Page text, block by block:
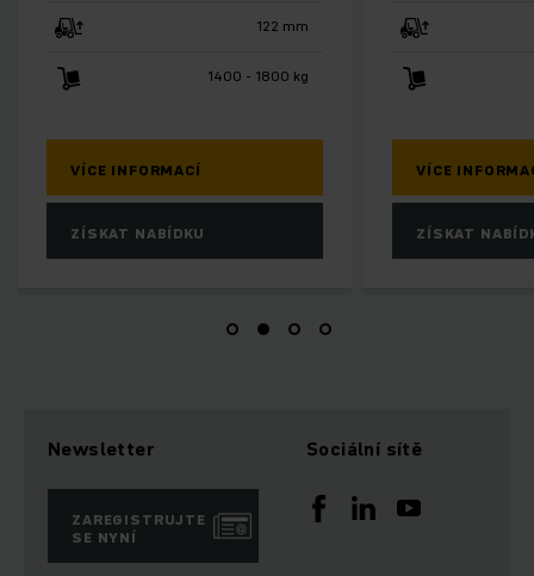
122 mm
1400 - 1800 kg
VÍCE INFORMACÍ
ZÍSKAT NABÍDKU
VÍCE INFORMACÍ
ZÍSKAT NABÍDKU
Newsletter
ZAREGISTRUJTE
SE NYNÍ
Sociální sítě